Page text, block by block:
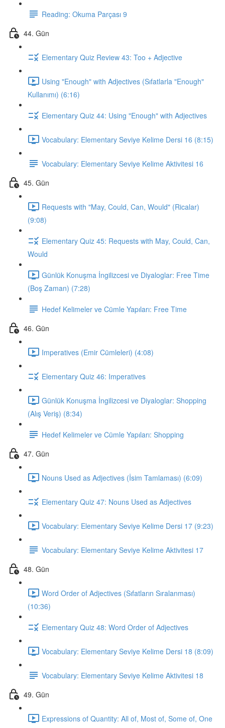
Reading: Okuma Parçası 9
44. Gün
Elementary Quiz Review 43: Too + Adjective
Using "Enough" with Adjectives (Sıfatlarla "Enough"
Kullanımı) (6:16)
Elementary Quiz 44: Using "Enough" with Adjectives
Vocabulary: Elementary Seviye Kelime Dersi 16 (8:15)
Vocabulary: Elementary Seviye Kelime Aktivitesi 16
45. Gün
Requests with "May, Could, Can, Would" (Ricalar)
(9:08)
Elementary Quiz 45: Requests with May, Could, Can,
Would
Günlük Konuşma İngilizcesi ve Diyaloglar: Free Time
(Boş Zaman) (7:28)
Hedef Kelimeler ve Cümle Yapıları: Free Time
46. Gün
Imperatives (Emir Cümleleri) (4:08)
Elementary Quiz 46: Imperatives
Günlük Konuşma İngilizcesi ve Diyaloglar: Shopping
(Alış Veriş) (8:34)
Hedef Kelimeler ve Cümle Yapıları: Shopping
47. Gün
Nouns Used as Adjectives (İsim Tamlaması) (6:09)
Elementary Quiz 47: Nouns Used as Adjectives
Vocabulary: Elementary Seviye Kelime Dersi 17 (9:23)
Vocabulary: Elementary Seviye Kelime Aktivitesi 17
48. Gün
Word Order of Adjectives (Sıfatların Sıralanması)
(10:36)
Elementary Quiz 48: Word Order of Adjectives
Vocabulary: Elementary Seviye Kelime Dersi 18 (8:09)
Vocabulary: Elementary Seviye Kelime Aktivitesi 18
49. Gün
Expressions of Quantity: All of, Most of, Some of, One